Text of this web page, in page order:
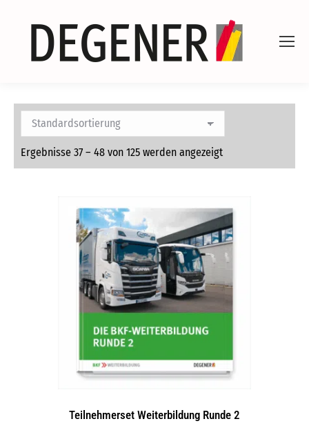
Ergebnisse 37 – 48 von 125 werden angezeigt
Teilnehmerset Weiterbildung Runde 2